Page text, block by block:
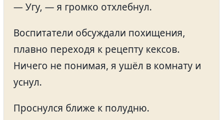
— Угу, — я громко отхлебнул.
Воспитатели обсуждали похищения,
плавно переходя к рецепту кексов.
Ничего не понимая, я ушёл в комнату и
уснул.
Проснулся ближе к полудню.